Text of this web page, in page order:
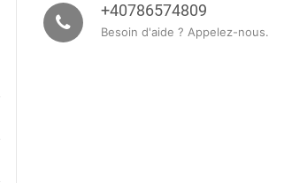
+40786574809
Besoin d'aide ? Appelez-nous.